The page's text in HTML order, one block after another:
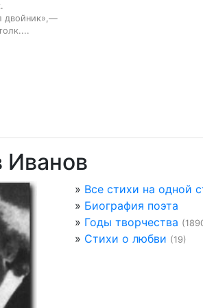
двойник»,—
Иванов
» Все стихи на одной
» Биография поэта
» Годы творчества
» Стихи о любви (19)